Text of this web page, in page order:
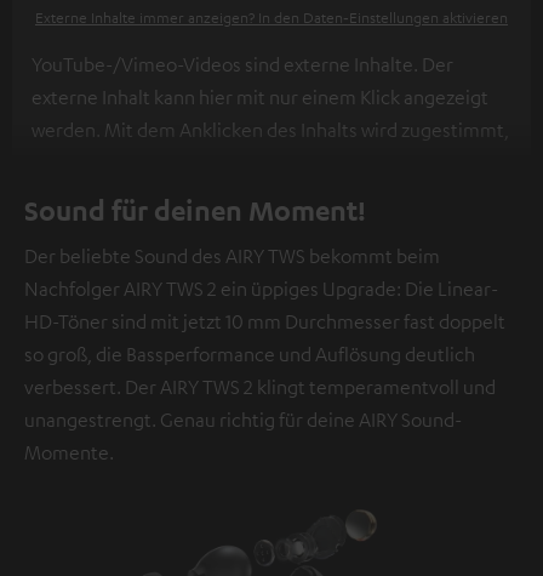
Externe Inhalte immer anzeigen? In den Daten‑Einstellungen aktivieren
YouTube-/Vimeo-Videos sind externe Inhalte. Der
externe Inhalt kann hier mit nur einem Klick angezeigt
werden. Mit dem Anklicken des Inhalts wird zugestimmt,
personenbezogene Daten an Drittplattformen
übermittelt werden.Weitere Informationen sind in der
Datenschutzerklärung unter I zu finden.
Sound für deinen Moment!
Der beliebte Sound des AIRY TWS bekommt beim
Nachfolger AIRY TWS 2 ein üppiges Upgrade: Die Linear-
HD-Töner sind mit jetzt 10 mm Durchmesser fast doppelt
so groß, die Bassperformance und Auflösung deutlich
verbessert. Der AIRY TWS 2 klingt temperamentvoll und
unangestrengt. Genau richtig für deine AIRY Sound-
Momente.